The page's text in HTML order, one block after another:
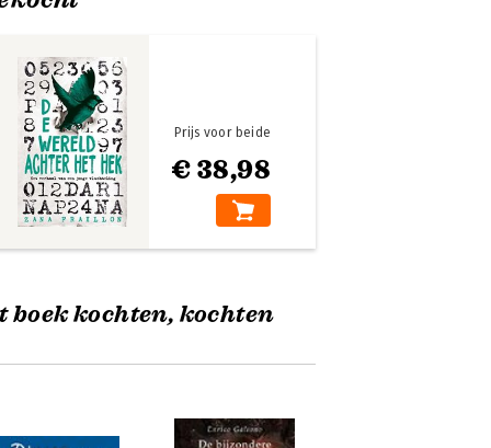
€ 38,98
Prijs voor beide
boek kochten, kochten